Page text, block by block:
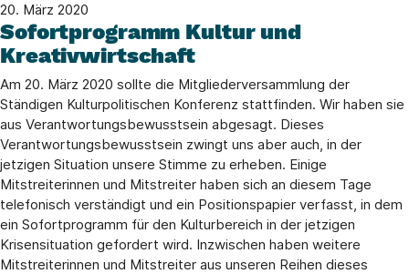
20. März 2020
Sofortprogramm Kultur und
Kreativwirtschaft
Am 20. März 2020 sollte die Mitgliederversammlung der
Ständigen Kulturpolitischen Konferenz stattfinden. Wir haben sie
aus Verantwortungsbewusstsein abgesagt. Dieses
Verantwortungsbewusstsein zwingt uns aber auch, in der
jetzigen Situation unsere Stimme zu erheben. Einige
Mitstreiterinnen und Mitstreiter haben sich an diesem Tage
telefonisch verständigt und ein Positionspapier verfasst, in dem
ein Sofortprogramm für den Kulturbereich in der jetzigen
Krisensituation gefordert wird. Inzwischen haben weitere
Mitstreiterinnen und Mitstreiter aus unseren Reihen dieses